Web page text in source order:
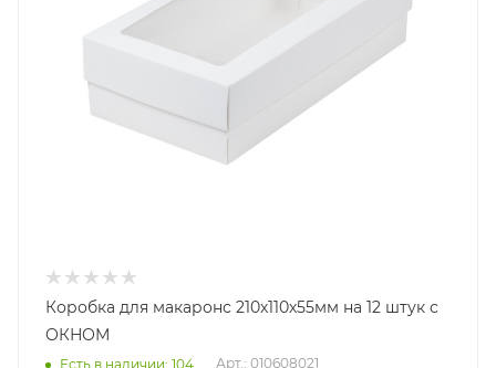
Коробка для макаронс 210х110х55мм на 12 штук с
ОКНОМ
Есть в наличии: 104 Арт.: 010608021